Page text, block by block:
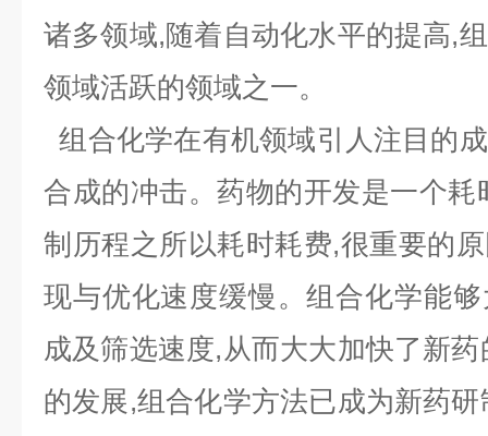
诸多领域,随着自动化水平的提高,
领域活跃的领域之一。
组合化学在有机领域引人注目的
合成的冲击。药物的开发是一个
制历程之所以耗时耗费,很重要的
现与优化速度缓慢。组合化学能
成及筛选速度,从而大大加快了新
的发展,组合化学方法已成为新药